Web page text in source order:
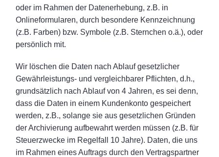
oder im Rahmen der Datenerhebung, z.B. in
Onlineformularen, durch besondere Kennzeichnung
(z.B. Farben) bzw. Symbole (z.B. Sternchen o.ä.), oder
persönlich mit.
Wir löschen die Daten nach Ablauf gesetzlicher
Gewährleistungs- und vergleichbarer Pflichten, d.h.,
grundsätzlich nach Ablauf von 4 Jahren, es sei denn,
dass die Daten in einem Kundenkonto gespeichert
werden, z.B., solange sie aus gesetzlichen Gründen
der Archivierung aufbewahrt werden müssen (z.B. für
Steuerzwecke im Regelfall 10 Jahre). Daten, die uns
im Rahmen eines Auftrags durch den Vertragspartner